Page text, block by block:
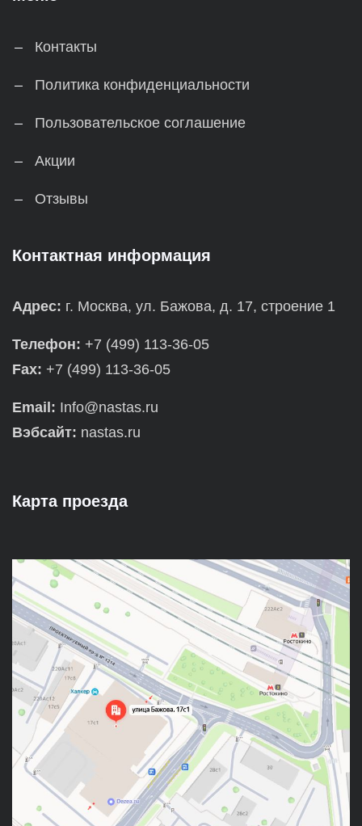
Контакты
Политика конфиденциальности
Пользовательское соглашение
Акции
Отзывы
Контактная информация
Адрес: г. Москва, ул. Бажова, д. 17, строение 1
Телефон: +7 (499) 113-36-05
Fax: +7 (499) 113-36-05
Email: Info@nastas.ru
Вэбсайт: nastas.ru
Карта проезда